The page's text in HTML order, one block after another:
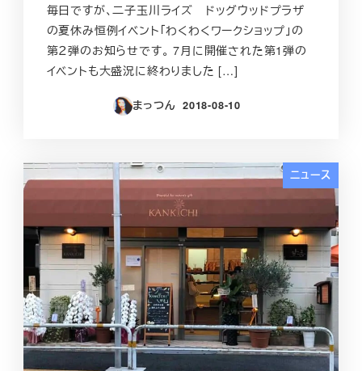
毎日ですが、二子玉川ライズ ドッグウッドプラザ
の夏休み恒例イベント「わくわくワークショップ」の
第２弾のお知らせです。 7月に開催された第1弾の
イベントも大盛況に終わりました […]
まっつん
投稿日
2018-08-10
ニュース